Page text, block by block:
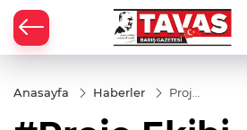
Anasayfa Haberler
Proje